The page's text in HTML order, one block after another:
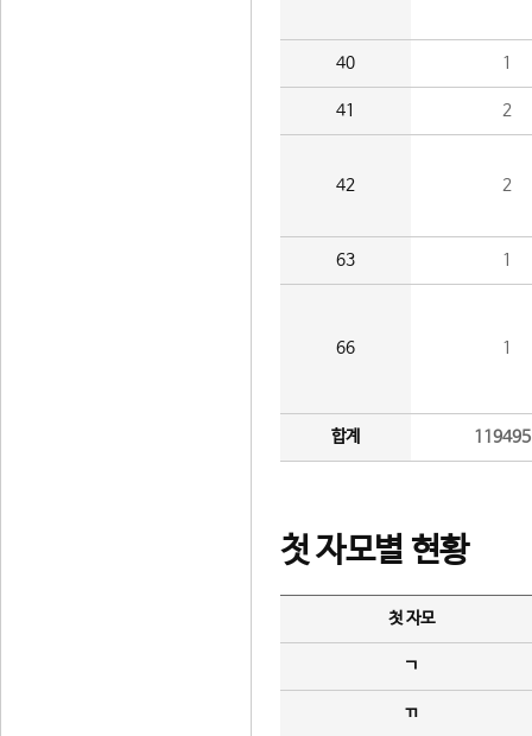
40 1
41 2
42 2
63 1
66 1
합계
첫 자모별 현황
첫 자모
ㄱ
ㄲ